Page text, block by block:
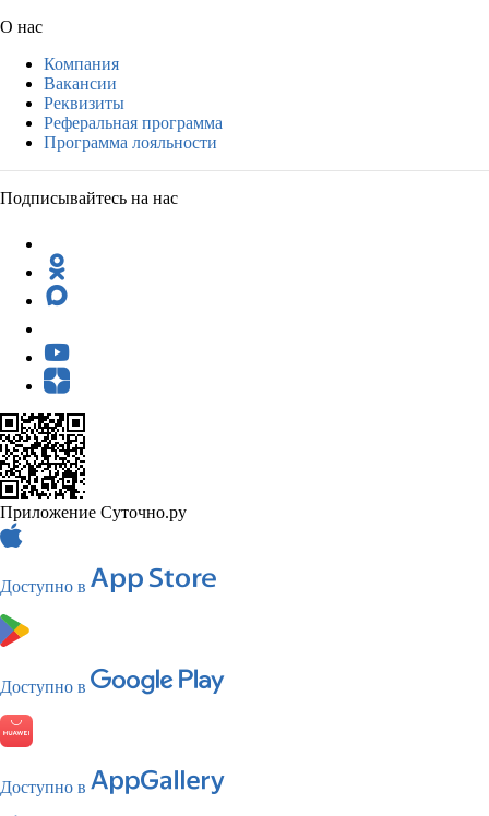
О нас
Компания
Вакансии
Реквизиты
Реферальная программа
Программа лояльности
Подписывайтесь на нас
Приложение Суточно.ру
Доступно в
Доступно в
Доступно в